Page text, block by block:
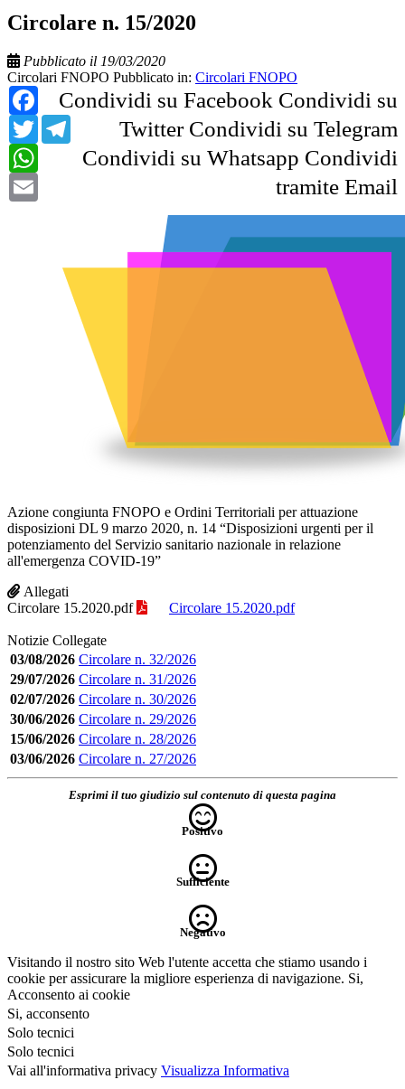
Circolare n. 15/2020
Pubblicato il 19/03/2020
Circolari FNOPO Pubblicato in: Circolari FNOPO
Condividi su Facebook
Facebook
Condividi su
Twitter
Twitter Condividi su Telegram
Telegram
Condividi su Whatsapp
WhatsApp
Condividi
tramite Email
Azione congiunta FNOPO e Ordini Territoriali per attuazione
disposizioni DL 9 marzo 2020, n. 14 “Disposizioni urgenti per il
potenziamento del Servizio sanitario nazionale in relazione
all'emergenza COVID-19”
Allegati
Circolare 15.2020.pdf
Circolare 15.2020.pdf
Notizie Collegate
03/08/2026 Circolare n. 32/2026
29/07/2026 Circolare n. 31/2026
02/07/2026 Circolare n. 30/2026
30/06/2026 Circolare n. 29/2026
15/06/2026 Circolare n. 28/2026
03/06/2026 Circolare n. 27/2026
Esprimi il tuo giudizio sul contenuto di questa pagina
Positivo
Sufficiente
Negativo
Visitando il nostro sito Web l'utente accetta che stiamo usando i
cookie per assicurare la migliore esperienza di navigazione. Si,
Acconsento ai cookie
Si, acconsento
Solo tecnici
Solo tecnici
Vai all'informativa privacy Visualizza Informativa